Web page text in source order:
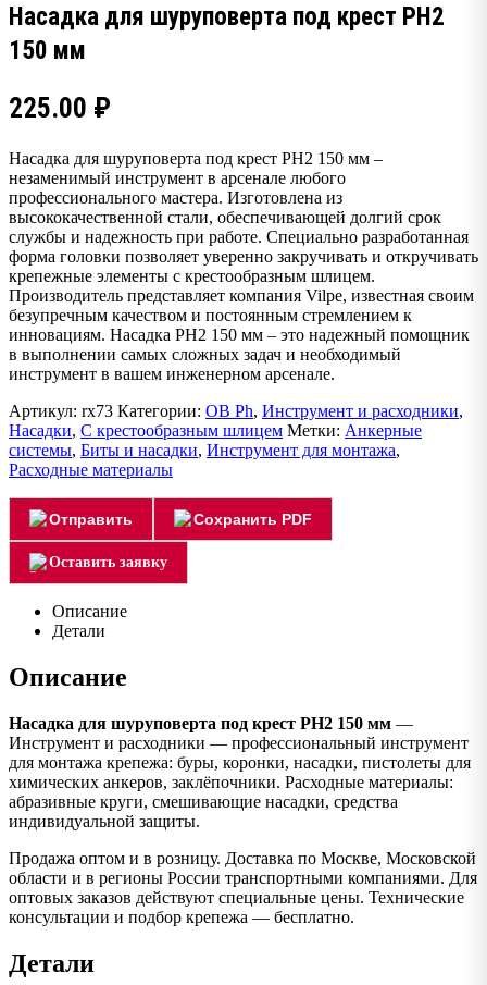
Насадка для шуруповерта под крест РН2
150 мм
225.00 ₽
Насадка для шуруповерта под крест РН2 150 мм –
незаменимый инструмент в арсенале любого
профессионального мастера. Изготовлена из
высококачественной стали, обеспечивающей долгий срок
службы и надежность при работе. Специально разработанная
форма головки позволяет уверенно закручивать и откручивать
крепежные элементы с крестообразным шлицем.
Производитель представляет компания Vilpe, известная своим
безупречным качеством и постоянным стремлением к
инновациям. Насадка РН2 150 мм – это надежный помощник
в выполнении самых сложных задач и необходимый
инструмент в вашем инженерном арсенале.
Артикул: rx73 Категории: OB Ph, Инструмент и расходники,
Насадки, С крестообразным шлицем Метки: Анкерные
системы, Биты и насадки, Инструмент для монтажа,
Расходные материалы
Отправить Сохранить PDF
Оставить заявку
Описание
Детали
Описание
Насадка для шуруповерта под крест РН2 150 мм —
Инструмент и расходники — профессиональный инструмент
для монтажа крепежа: буры, коронки, насадки, пистолеты для
химических анкеров, заклёпочники. Расходные материалы:
абразивные круги, смешивающие насадки, средства
индивидуальной защиты.
Продажа оптом и в розницу. Доставка по Москве, Московской
области и в регионы России транспортными компаниями. Для
оптовых заказов действуют специальные цены. Технические
консультации и подбор крепежа — бесплатно.
Детали